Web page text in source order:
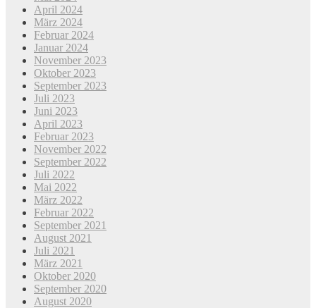
April 2024
März 2024
Februar 2024
Januar 2024
November 2023
Oktober 2023
September 2023
Juli 2023
Juni 2023
April 2023
Februar 2023
November 2022
September 2022
Juli 2022
Mai 2022
März 2022
Februar 2022
September 2021
August 2021
Juli 2021
März 2021
Oktober 2020
September 2020
August 2020